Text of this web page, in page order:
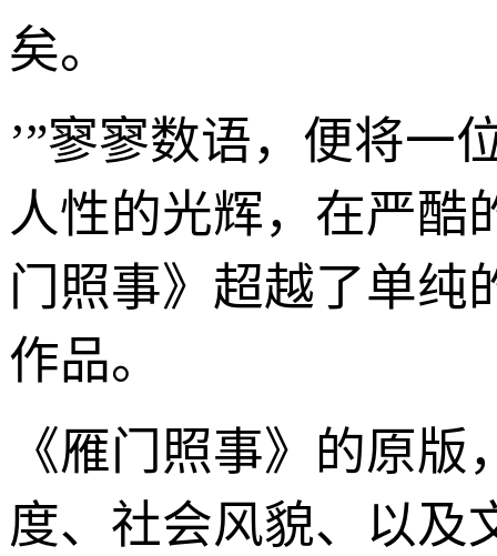
矣。
’”寥寥数语，便将一
人性的光辉，在严酷
门照事》超越了单纯
作品。
《雁门照事》的原
度、社会风貌、以及